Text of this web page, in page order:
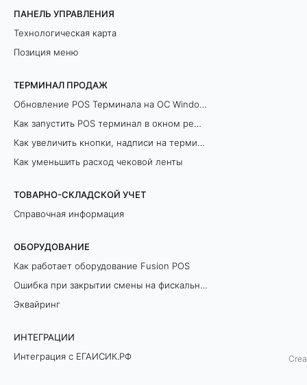
ПАНЕЛЬ УПРАВЛЕНИЯ
Технологическая карта
Позиция меню
ТЕРМИНАЛ ПРОДАЖ
Обновление POS Терминала на ОС Windows
Как запустить POS терминал в окном режиме
Как увеличить кнопки, надписи на терминале продаж
Как уменьшить расход чековой ленты
ТОВАРНО-СКЛАДСКОЙ УЧЕТ
Справочная информация
ОБОРУДОВАНИЕ
Как работает оборудование Fusion POS
Ошибка при закрытии смены на фискальном регистраторе
Эквайринг
ИНТЕГРАЦИИ
Интеграция с ЕГАИСИК.РФ
Настройки для оплаты по
Интеграция с ЕГАИСИК.РФ